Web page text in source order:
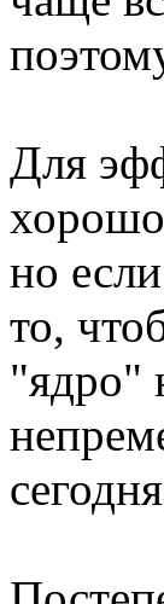
Для
хорошо
но
то,
"ядро"